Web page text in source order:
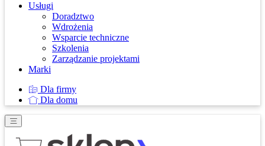
Usługi
Doradztwo
Wdrożenia
Wsparcie techniczne
Szkolenia
Zarządzanie projektami
Marki
Dla firmy
Dla domu